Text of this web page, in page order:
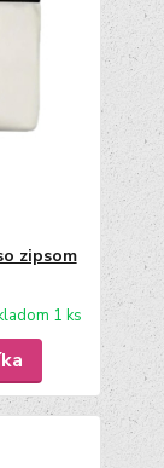
zipsom
1 ks